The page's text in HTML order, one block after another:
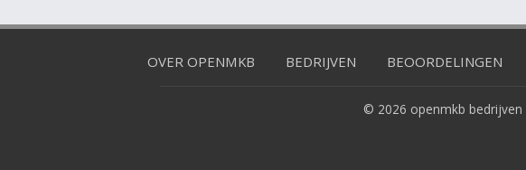
OVER OPENMKB BEDRIJVEN BEOORDELINGEN
© 2026 openmkb bedrijven